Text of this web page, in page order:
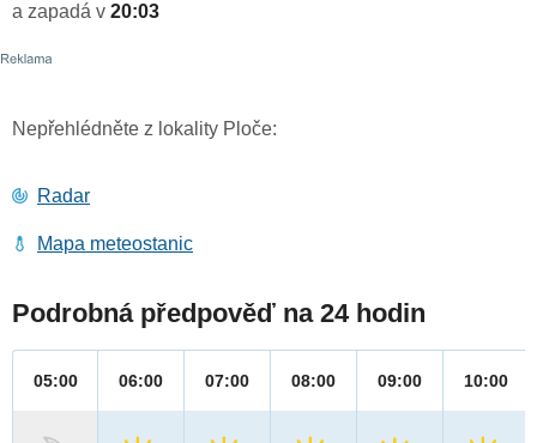
a zapadá v 20:03
Nepřehlédněte z lokality Ploče:
Radar
Mapa meteostanic
Podrobná předpověď na 24 hodin
05:00 06:00 07:00 08:00 09:00 10:00